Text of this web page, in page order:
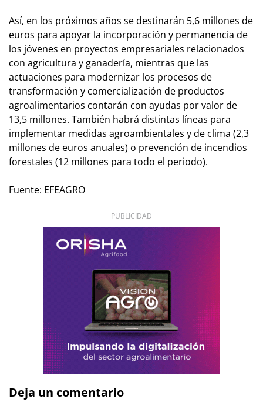
Así, en los próximos años se destinarán 5,6 millones de
euros para apoyar la incorporación y permanencia de
los jóvenes en proyectos empresariales relacionados
con agricultura y ganadería, mientras que las
actuaciones para modernizar los procesos de
transformación y comercialización de productos
agroalimentarios contarán con ayudas por valor de
13,5 millones. También habrá distintas líneas para
implementar medidas agroambientales y de clima (2,3
millones de euros anuales) o prevención de incendios
forestales (12 millones para todo el periodo).
Fuente: EFEAGRO
PUBLICIDAD
Deja un comentario